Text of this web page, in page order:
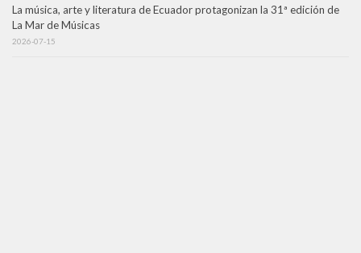
La música, arte y literatura de Ecuador protagonizan la 31ª edición de
La Mar de Músicas
2026-07-15